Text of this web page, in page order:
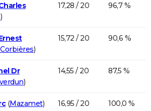
)
17,28 / 20 96,7 %
)
15,72 / 20 90,6 %
Dr
)
14,55 / 20 87,5 %
(Mazamet) 16,95 / 20 100,0 %